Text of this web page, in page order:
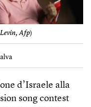
Afp)
d’Israele alla
song contest